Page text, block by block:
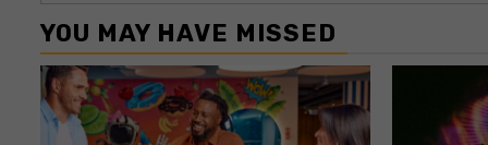
YOU MAY HAVE MISSED